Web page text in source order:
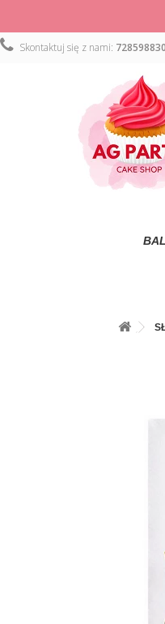
Skontaktuj się z nami: 728598830